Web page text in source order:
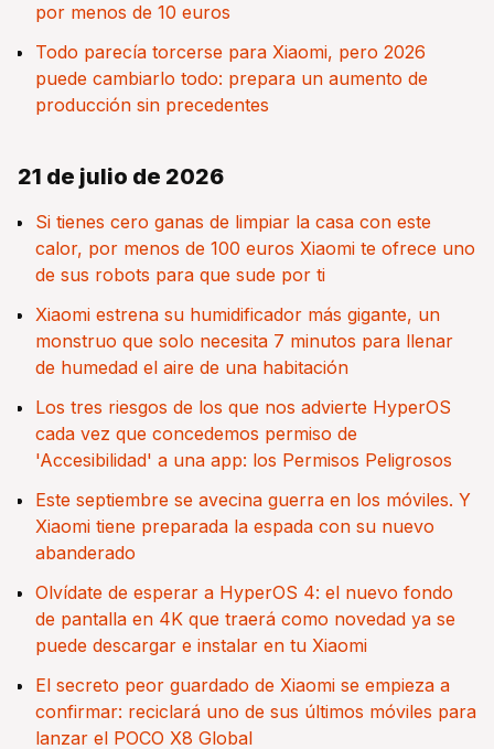
por menos de 10 euros
Todo parecía torcerse para Xiaomi, pero 2026
puede cambiarlo todo: prepara un aumento de
producción sin precedentes
21 de julio de 2026
Si tienes cero ganas de limpiar la casa con este
calor, por menos de 100 euros Xiaomi te ofrece uno
de sus robots para que sude por ti
Xiaomi estrena su humidificador más gigante, un
monstruo que solo necesita 7 minutos para llenar
de humedad el aire de una habitación
Los tres riesgos de los que nos advierte HyperOS
cada vez que concedemos permiso de
'Accesibilidad' a una app: los Permisos Peligrosos
Este septiembre se avecina guerra en los móviles. Y
Xiaomi tiene preparada la espada con su nuevo
abanderado
Olvídate de esperar a HyperOS 4: el nuevo fondo
de pantalla en 4K que traerá como novedad ya se
puede descargar e instalar en tu Xiaomi
El secreto peor guardado de Xiaomi se empieza a
confirmar: reciclará uno de sus últimos móviles para
lanzar el POCO X8 Global